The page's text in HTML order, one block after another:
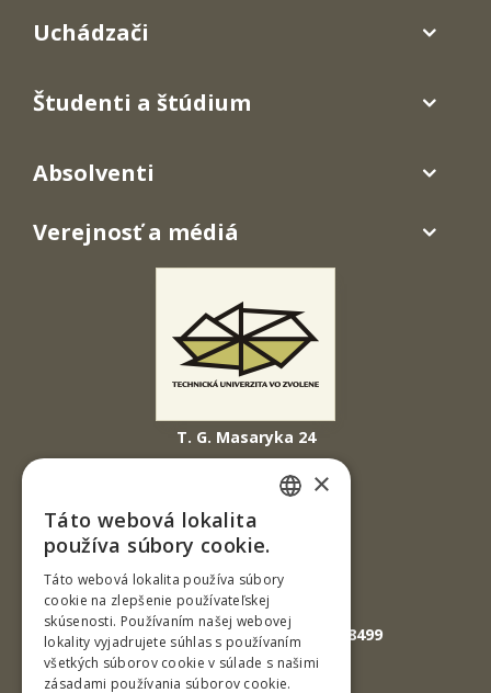
T. G. Masaryka 24
960 01 Zvolen
Slovenská republika
Tel.: +421-45-520 61 11
Fax: +421-45-533 00 27
E-mail: info@tuzvo.sk
GPS súradnice: 48.572024,19.118499
Uchádzači
Študenti a štúdium
Absolventi
Verejnosť a médiá
×
Táto webová lokalita
používa súbory cookie.
Táto webová lokalita používa súbory
cookie na zlepšenie používateľskej
skúsenosti. Používaním našej webovej
lokality vyjadrujete súhlas s používaním
všetkých súborov cookie v súlade s našimi
zásadami používania súborov cookie.